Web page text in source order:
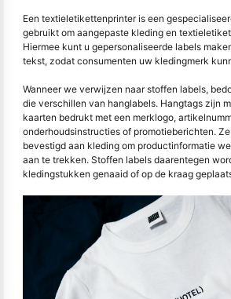
Een textieletikettenprinter is een
gebruikt om aangepaste kleding en
Hiermee kunt u gepersonaliseerde labels
tekst, zodat consumenten uw kledingmerk
Wanneer we verwijzen naar stoffen labels,
die verschillen van hanglabels. Hangtags zijn
kaarten bedrukt met een merklogo,
onderhoudsinstructies of promotieberichten.
bevestigd aan kleding om productinformatie
aan te trekken. Stoffen labels daarentegen
kledingstukken genaaid of op de kraag